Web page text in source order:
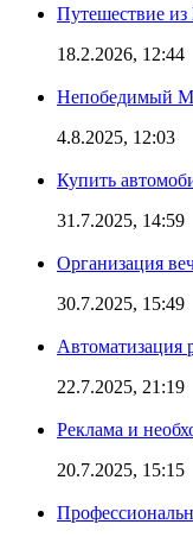
Путешествие
18.2.2026, 12:44
Непобедимый
4.8.2025, 12:03
Купить
31.7.2025, 14:59
Организация
30.7.2025, 15:49
Автоматизация
22.7.2025, 21:19
Реклама и
20.7.2025, 15:15